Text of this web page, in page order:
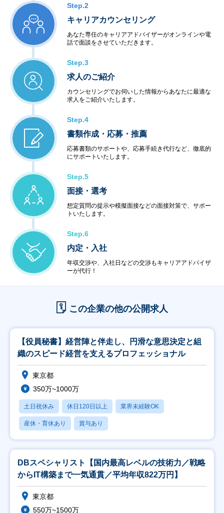
Step.2
キャリアカウンセリング
あなた専任のキャリアアドバイザーがオンラインや電
話で面談をさせていただきます。
Step.3
求人のご紹介
カウンセリングでお伺いした情報からあなたに最適な
求人をご紹介いたします。
Step.4
書類作成・応募・推薦
応募書類のサポートや、応募手続き代行など、徹底的
にサポートいたします。
Step.5
面接・選考
想定質問の提示や模擬面接などの面接対策で、サポー
トいたします。
Step.6
内定・入社
年収交渉や、入社日などの交渉もキャリアアドバイザ
ーが代行！
この企業の他の公開求人
【役員秘書】経営陣と伴走し、円滑な意思決定と組
織のスピード経営を支えるプロフェッショナル
東京都
350万~1000万
土日祝休み 休日120日以上 業界未経験OK
産休・育休あり 賞与あり
DBスペシャリスト【国内最高レベルの技術力／戦略
からIT構築まで一気通貫／平均年収822万円】
東京都
550万~1500万